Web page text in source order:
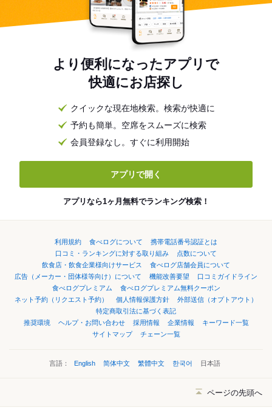
より便利になったアプリで
快適にお店探し
クイックな現在地検索。検索が快適に
予約も簡単。空席をスムーズに検索
会員登録なし。すぐに利用開始
アプリで開く
アプリなら1ヶ月無料でランキング検索！
利用規約 食べログについて
携帯電話番号認証とは
口コミ・ランキングに対する取り組み
点数について
飲食店・飲食企業様向けサービス
食べログ店舗会員について
広告（メーカー・団体様等向け）について
機能改善要望
口コミガイドライン
食べログプレミアム
食べログプレミアム無料クーポン
ネット予約（リクエスト予約）
個人情報保護方針
外部送信（オプトアウト）
特定商取引法に基づく表記
推奨環境
ヘルプ・お問い合わせ 採用情報 企業情報
キーワード一覧
サイトマップ
チェーン一覧
言語： English 简体中文 繁體中文 한국어 日本語
ページの先頭へ